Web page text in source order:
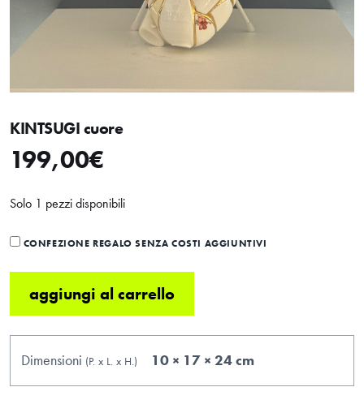
KINTSUGI cuore
199,00€
Solo 1 pezzi disponibili
CONFEZIONE REGALO SENZA COSTI AGGIUNTIVI
aggiungi al carrello
Dimensioni (P. x L. x H.) 10 × 17 × 24 cm